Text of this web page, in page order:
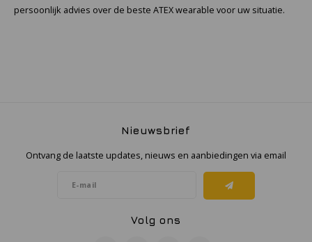
persoonlijk advies over de beste ATEX wearable voor uw situatie.
Nieuwsbrief
Ontvang de laatste updates, nieuws en aanbiedingen via email
Volg ons